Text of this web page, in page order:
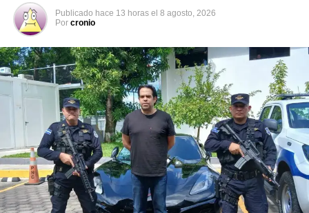
Comparte esto:
Facebook X
Publicado hace 13 horas el 8 agosto, 2026
Por cronio